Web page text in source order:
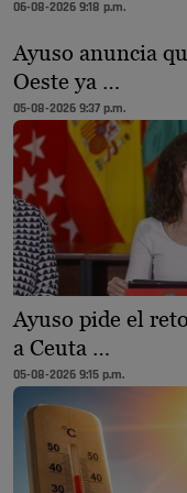
06-08-2026 9:18 p.m.
Ayuso anuncia
Oeste ya …
05-08-2026 9:37 p.m.
Ayuso pide el
a Ceuta …
05-08-2026 9:15 p.m.